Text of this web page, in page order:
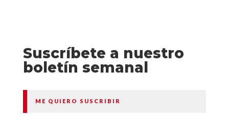
Suscríbete a nuestro
boletín semanal
ME QUIERO SUSCRIBIR